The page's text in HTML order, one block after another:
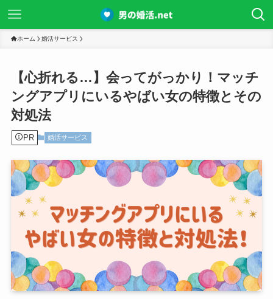
ホーム 婚活サービス
【心折れる…】会ってがっかり！マッチ
ングアプリにいるやばい女の特徴とその
対処法
PR 婚活サービス